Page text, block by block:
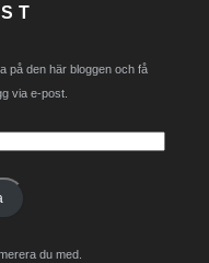
på den här bloggen och få
via e-post.
du med.